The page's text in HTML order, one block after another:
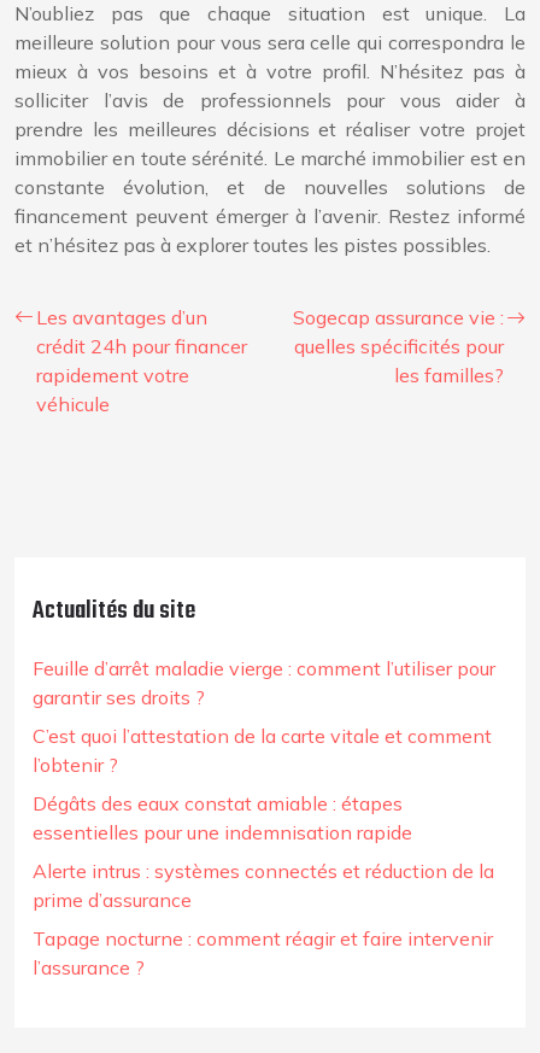
N’oubliez pas que chaque situation est unique. La
meilleure solution pour vous sera celle qui correspondra le
mieux à vos besoins et à votre profil. N’hésitez pas à
solliciter l’avis de professionnels pour vous aider à
prendre les meilleures décisions et réaliser votre projet
immobilier en toute sérénité. Le marché immobilier est en
constante évolution, et de nouvelles solutions de
financement peuvent émerger à l’avenir. Restez informé
et n’hésitez pas à explorer toutes les pistes possibles.
Les avantages d’un
crédit 24h pour financer
rapidement votre
véhicule
Sogecap assurance vie :
quelles spécificités pour
les familles?
Actualités du site
Feuille d’arrêt maladie vierge : comment l’utiliser pour
garantir ses droits ?
C’est quoi l’attestation de la carte vitale et comment
l’obtenir ?
Dégâts des eaux constat amiable : étapes
essentielles pour une indemnisation rapide
Alerte intrus : systèmes connectés et réduction de la
prime d’assurance
Tapage nocturne : comment réagir et faire intervenir
l’assurance ?